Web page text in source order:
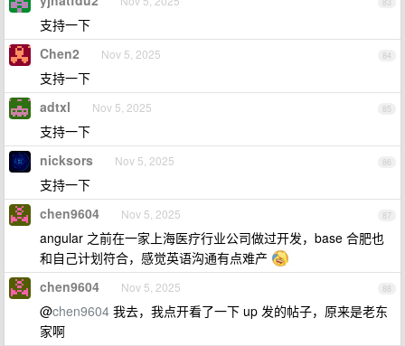
支持一下
84
Chen2 Nov 5, 2025
支持一下
85
adtxl Nov 5, 2025
支持一下
86
nicksors Nov 5, 2025
支持一下
87
chen9604 Nov 5, 2025
angular 之前在一家上海医疗行业公司做过开发，base 合肥也
和自己计划符合，感觉英语沟通有点难产
88
chen9604 Nov 5, 2025
@chen9604 我去，我点开看了一下 up 发的帖子，原来是老东
家啊